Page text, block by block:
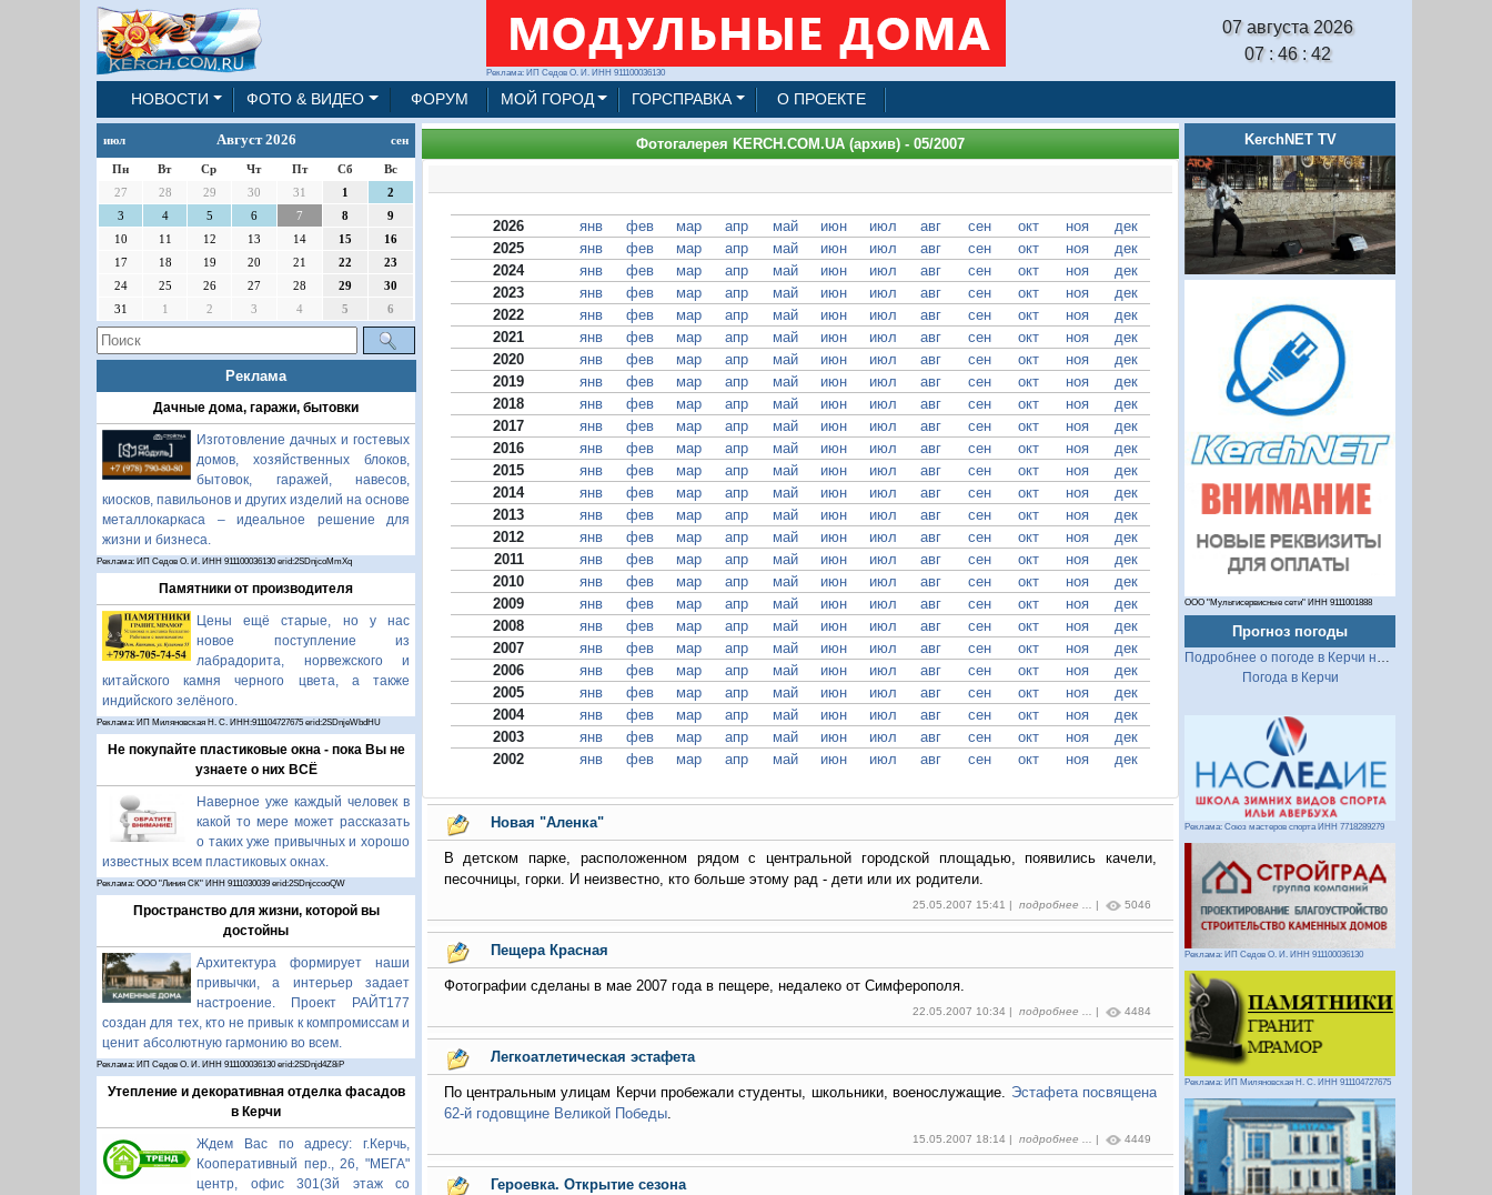
Реклама: ИП Седов О. И. ИНН 911100036130
07 августа 2026
07 : 46 : 43
НОВОСТИ ФОТО & ВИДЕО ФОРУМ МОЙ ГОРОД ГОРСПРАВКА О ПРОЕКТЕ
июл Август 2026 сен
Пн Вт Ср Чт Пт Сб
Вс
27
28 29 30 31 1
2
3
4 5 6 7 8
9
10
11 12 13 14 15
16
17
18 19 20 21 22
23
24
25 26 27 28 29
30
31
1 2 3 4 5 6
Реклама
Дачные дома, гаражи, бытовки
Изготовление дачных и гостевых
домов, хозяйственных блоков,
бытовок, гаражей, навесов,
киосков, павильонов и других изделий на основе
металлокаркаса – идеальное решение для
жизни и бизнеса.
Реклама: ИП Седов О. И. ИНН 911100036130 erid:2SDnjcoMmXq
Памятники от производителя
Цены ещё старые, но у нас
новое поступление из
лабрадорита, норвежского и
китайского камня черного цвета, а также
индийского зелёного.
Реклама: ИП Миляновская Н. С. ИНН:911104727675 erid:2SDnjeWbdHU
Не покупайте пластиковые окна - пока Вы не
узнаете о них ВСЁ
Наверное уже каждый человек в
какой то мере может рассказать
о таких уже привычных и хорошо
известных всем пластиковых окнах.
Реклама: ООО "Линия СК" ИНН 9111030039 erid:2SDnjccooQW
Пространство для жизни, которой вы
достойны
Архитектура формирует наши
привычки, а интерьер задает
настроение. Проект РАЙТ177
создан для тех, кто не привык к компромиссам и
ценит абсолютную гармонию во всем.
Реклама: ИП Седов О. И. ИНН 911100036130 erid:2SDnjd4Z8iP
Утепление и декоративная отделка фасадов
в Керчи
Ждем Вас по адресу: г.Керчь,
Кооперативный пер., 26, "МЕГА"
центр, офис 301(3й этаж со
Фотогалерея KERCH.COM.UA (архив) - 05/2007
2026 янв фев мар апр май июн июл авг сен окт ноя
дек
2025
янв фев мар апр май июн июл авг сен окт ноя
дек
2024
янв фев мар апр май июн июл авг сен окт ноя
дек
2023
янв фев мар апр май июн июл авг сен окт ноя
дек
2022
янв фев мар апр май июн июл авг сен окт ноя
дек
2021
янв фев мар апр май июн июл авг сен окт ноя
дек
2020
янв фев мар апр май июн июл авг сен окт ноя
дек
2019
янв фев мар апр май июн июл авг сен окт ноя
дек
2018
янв фев мар апр май июн июл авг сен окт ноя
дек
2017
янв фев мар апр май июн июл авг сен окт ноя
дек
2016
янв фев мар апр май июн июл авг сен окт ноя
дек
2015
янв фев мар апр май июн июл авг сен окт ноя
дек
2014
янв фев мар апр май июн июл авг сен окт ноя
дек
2013
янв фев мар апр май июн июл авг сен окт ноя
дек
2012
янв фев мар апр май июн июл авг сен окт ноя
дек
2011
янв фев мар апр май июн июл авг сен окт ноя
дек
2010
янв фев мар апр май июн июл авг сен окт ноя
дек
2009
янв фев мар апр май июн июл авг сен окт ноя
дек
2008
янв фев мар апр май июн июл авг сен окт ноя
дек
2007
янв фев мар апр май июн июл авг сен окт ноя
дек
2006
янв фев мар апр май июн июл авг сен окт ноя
дек
2005
янв фев мар апр май июн июл авг сен окт ноя
дек
2004
янв фев мар апр май июн июл авг сен окт ноя
дек
2003
янв фев мар апр май июн июл авг сен окт ноя
дек
2002
янв фев мар апр май июн июл авг сен окт ноя дек
Новая "Аленка"
В детском парке, расположенном рядом с центральной городской площадью, появились качели,
песочницы, горки. И неизвестно, кто больше этому рад - дети или их родители.
25.05.2007 15:41 | подробнее ... | 5046
Пещера Красная
Фотографии сделаны в мае 2007 года в пещере, недалеко от Симферополя.
22.05.2007 10:34 | подробнее ... | 4484
Легкоатлетическая эстафета
По центральным улицам Керчи пробежали студенты, школьники, военослужащие. Эстафета посвящена
62-й годовщине Великой Победы.
15.05.2007 18:14 | подробнее ... | 4449
Героевка. Открытие сезона
KerchNET TV
ООО "Мультисервисные сети" ИНН 9111001888
Прогноз погоды
Подробнее о погоде в Керчи на 2 недели
Погода в Керчи
Реклама: Союз мастеров спорта ИНН 7718289279
Реклама: ИП Седов О. И. ИНН 911100036130
Реклама: ИП Миляновская Н. С. ИНН 911104727675